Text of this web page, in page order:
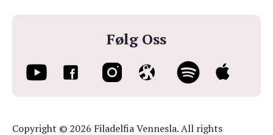
Følg Oss
Copyright © 2026 Filadelfia Vennesla. All rights